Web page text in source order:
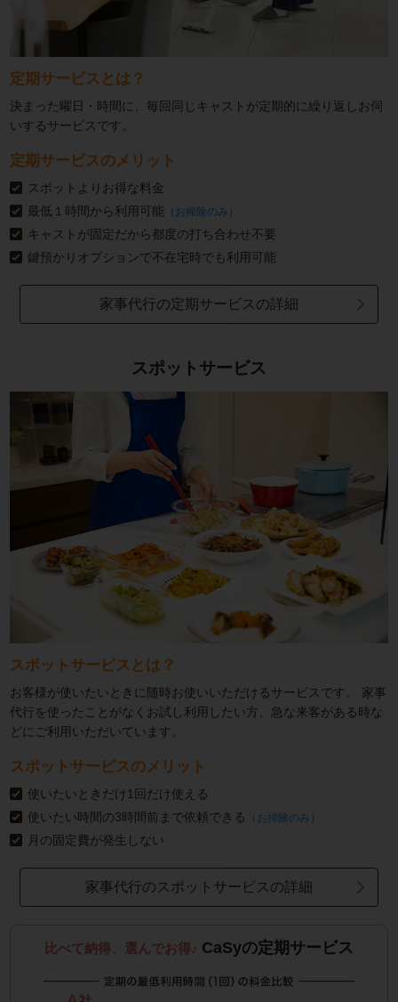
定期サービスとは？
決まった曜日・時間に、毎回同じキャストが定期的に繰り返しお伺
いするサービスです。
定期サービスのメリット
スポットよりお得な料金
最低１時間から利用可能 （お掃除のみ）
キャストが固定だから都度の打ち合わせ不要
鍵預かりオプションで不在宅時でも利用可能
家事代行の定期サービスの詳細
スポットサービス
スポットサービスとは？
お客様が使いたいときに随時お使いいただけるサービスです。
家事
代行を使ったことがなくお試し利用したい方、急な来客がある時な
どにご利用いただいています。
スポットサービスのメリット
使いたいときだけ1回だけ使える
使いたい時間の3時間前まで依頼できる
（お掃除のみ）
月の固定費が発生しない
家事代行のスポットサービスの詳細
比べて納得、選んでお得♪ CaSyの定期サービス